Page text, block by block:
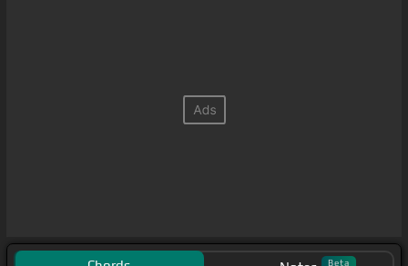
traes pijama porque no me dio la
brillar,
[Bm]
sin brillar, si no te va a trotar la
Beta